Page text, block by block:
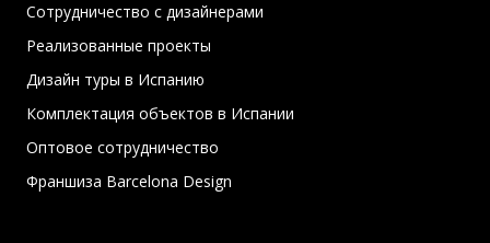
Сотрудничество с дизайнерами
Реализованные проекты
Дизайн туры в Испанию
Комплектация объектов в Испании
Оптовое сотрудничество
Франшиза Barcelona Design